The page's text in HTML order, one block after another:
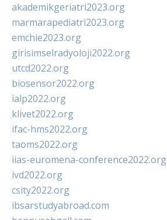
akademikgeriatri2023.org
marmarapediatri2023.org
emchie2023.org
girisimselradyoloji2022.org
utcd2022.org
biosensor2022.org
ialp2022.org
klivet2022.org
ifac-hms2022.org
taoms2022.org
iias-euromena-conference2022.org
ivd2022.org
csity2022.org
ibsarstudyabroad.com